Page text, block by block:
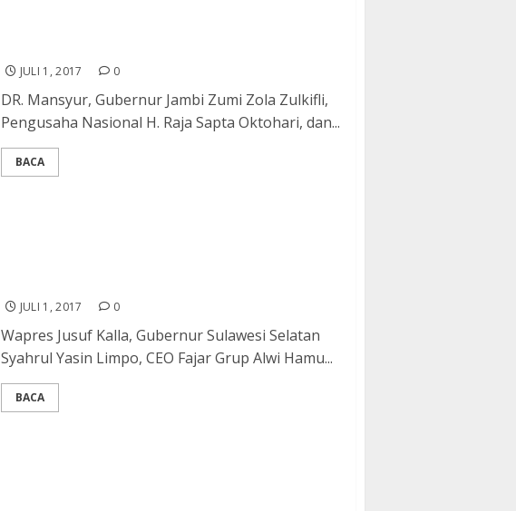
JULI 1, 2017 0
DR. Mansyur, Gubernur Jambi Zumi Zola Zulkifli,
Pengusaha Nasional H. Raja Sapta Oktohari, dan...
BACA
JULI 1, 2017 0
Wapres Jusuf Kalla, Gubernur Sulawesi Selatan
Syahrul Yasin Limpo, CEO Fajar Grup Alwi Hamu...
BACA